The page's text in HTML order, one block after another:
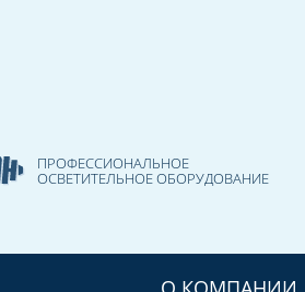
ПРОФЕССИОНАЛЬНОЕ
ОСВЕТИТЕЛЬНОЕ ОБОРУДОВАНИЕ